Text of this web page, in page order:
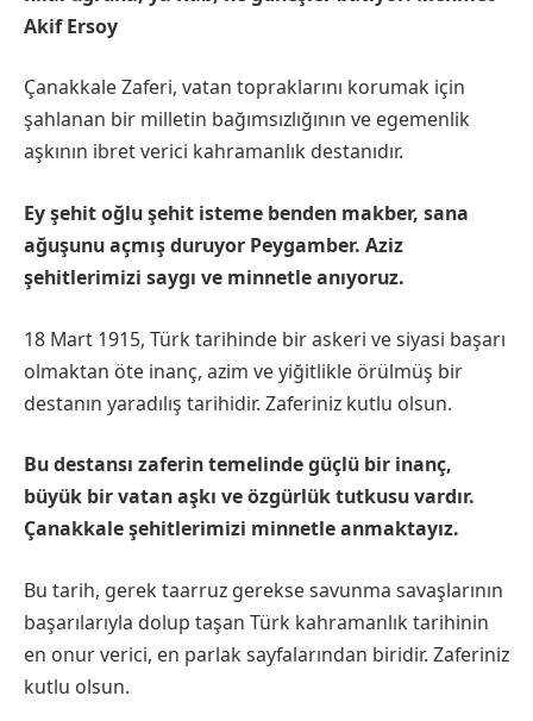
Akif Ersoy
Çanakkale Zaferi, vatan topraklarını korumak için
şahlanan bir milletin bağımsızlığının ve egemenlik
aşkının ibret verici kahramanlık destanıdır.
Ey şehit oğlu şehit isteme benden makber, sana
ağuşunu açmış duruyor Peygamber. Aziz
şehitlerimizi saygı ve minnetle anıyoruz.
18 Mart 1915, Türk tarihinde bir askeri ve siyasi başarı
olmaktan öte inanç, azim ve yiğitlikle örülmüş bir
destanın yaradılış tarihidir. Zaferiniz kutlu olsun.
Bu destansı zaferin temelinde güçlü bir inanç,
büyük bir vatan aşkı ve özgürlük tutkusu vardır.
Çanakkale şehitlerimizi minnetle anmaktayız.
Bu tarih, gerek taarruz gerekse savunma savaşlarının
başarılarıyla dolup taşan Türk kahramanlık tarihinin
en onur verici, en parlak sayfalarından biridir. Zaferiniz
kutlu olsun.